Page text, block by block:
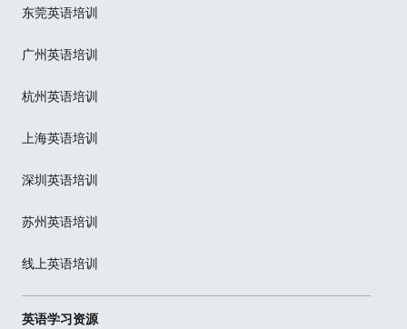
东莞英语培训
广州英语培训
杭州英语培训
上海英语培训
深圳英语培训
苏州英语培训
线上英语培训
英语学习资源